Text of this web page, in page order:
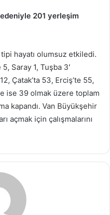
201 yerleşim
tipi hayatı olumsuz etkiledi.
Saray 1, Tuşba 3′
Çatak’ta 53, Erciş’te 55,
ise 39 olmak üzere toplam
kapandı. Van Büyükşehir
açmak için çalışmalarını